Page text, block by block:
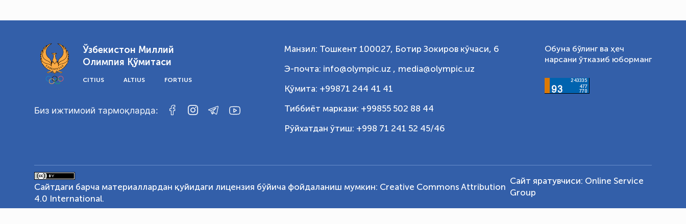
Ўзбекистон Миллий
Олимпия Қўмитаси
CITIUS ALTIUS FORTIUS
Биз ижтимоий тармоқларда:
Манзил: Тошкент 100027, Ботир Зокиров кўчаси, 6
Э-почта: info@olympic.uz , media@olympic.uz
Қўмита: +99871 244 41 41
Тиббиёт маркази: +99855 502 88 44
Рўйхатдан ўтиш: +998 71 241 52 45/46
Обуна бўлинг ва ҳеч
нарсани ўтказиб юборманг
Сайтдаги барча материаллардан қуйидаги лицензия бўйича фойдаланиш мумкин: Creative Commons Attribution
4.0 International.
Сайт яратувчиси: Online Service
Group